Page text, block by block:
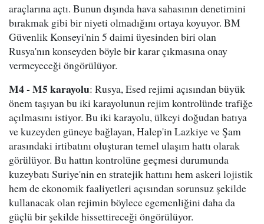
araçlarına açtı. Bunun dışında hava sahasının denetimini
bırakmak gibi bir niyeti olmadığını ortaya koyuyor. BM
Güvenlik Konseyi'nin 5 daimi üyesinden biri olan
Rusya'nın konseyden böyle bir karar çıkmasına onay
vermeyeceği öngörülüyor.
M4 - M5 karayolu: Rusya, Esed rejimi açısından büyük
önem taşıyan bu iki karayolunun rejim kontrolünde trafiğe
açılmasını istiyor. Bu iki karayolu, ülkeyi doğudan batıya
ve kuzeyden güneye bağlayan, Halep'in Lazkiye ve Şam
arasındaki irtibatını oluşturan temel ulaşım hattı olarak
görülüyor. Bu hattın kontrolüne geçmesi durumunda
kuzeybatı Suriye'nin en stratejik hattını hem askeri lojistik
hem de ekonomik faaliyetleri açısından sorunsuz şekilde
kullanacak olan rejimin böylece egemenliğini daha da
güçlü bir şekilde hissettireceği öngörülüyor.